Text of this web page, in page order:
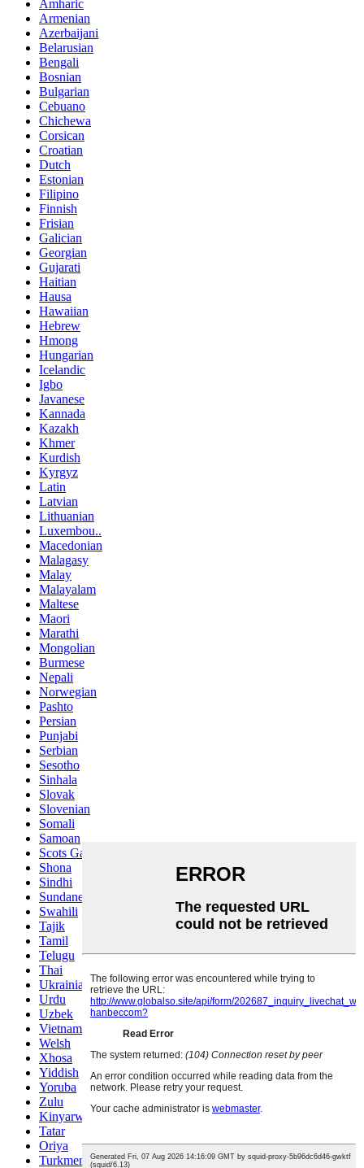
Amharic
Armenian
Azerbaijani
Belarusian
Bengali
Bosnian
Bulgarian
Cebuano
Chichewa
Corsican
Croatian
Dutch
Estonian
Filipino
Finnish
Frisian
Galician
Georgian
Gujarati
Haitian
Hausa
Hawaiian
Hebrew
Hmong
Hungarian
Icelandic
Igbo
Javanese
Kannada
Kazakh
Khmer
Kurdish
Kyrgyz
Latin
Latvian
Lithuanian
Luxembou..
Macedonian
Malagasy
Malay
Malayalam
Maltese
Maori
Marathi
Mongolian
Burmese
Nepali
Norwegian
Pashto
Persian
Punjabi
Serbian
Sesotho
Sinhala
Slovak
Slovenian
Somali
Samoan
Scots Gaelic
Shona
Sindhi
Sundanese
Swahili
Tajik
Tamil
Telugu
Thai
Ukrainian
Urdu
Uzbek
Vietnamese
Welsh
Xhosa
Yiddish
Yoruba
Zulu
Kinyarwanda
Tatar
Oriya
Turkmen